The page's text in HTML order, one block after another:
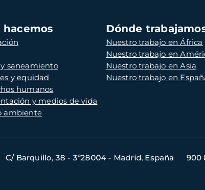
hacemos
saneamiento
y equidad
humanos
y medios de vida
ambiente
Dónde
Nuestro trabajo en África
Nuestro trabajo en
Nuestro trabajo en Asia
Nuestro trabajo en
C/ Barquillo, 38 - 3º28004 - Madrid, España 900